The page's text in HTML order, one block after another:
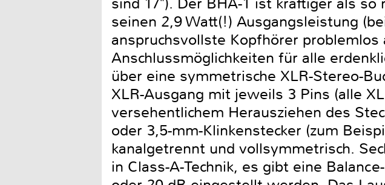
seinen 2,9 Watt(!) Ausgangsleistung
anspruchsvollste Kopfhörer
Anschlussmöglichkeiten für alle
über eine symmetrische XLR-Stereo-
XLR-Ausgang mit jeweils 3 Pins (alle
versehentlichem Herausziehen des
oder 3,5-mm-Klinkenstecker (zum
kanalgetrennt und vollsymmetrisch.
in Class-A-Technik, es gibt eine